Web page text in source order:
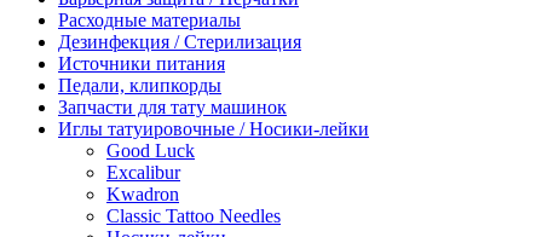
Расходные материалы
Дезинфекция / Стерилизация
Источники питания
Педали, клипкорды
Запчасти для тату машинок
Иглы татуировочные / Носики-лейки
Good Luck
Excalibur
Kwadron
Classic Tattoo Needles